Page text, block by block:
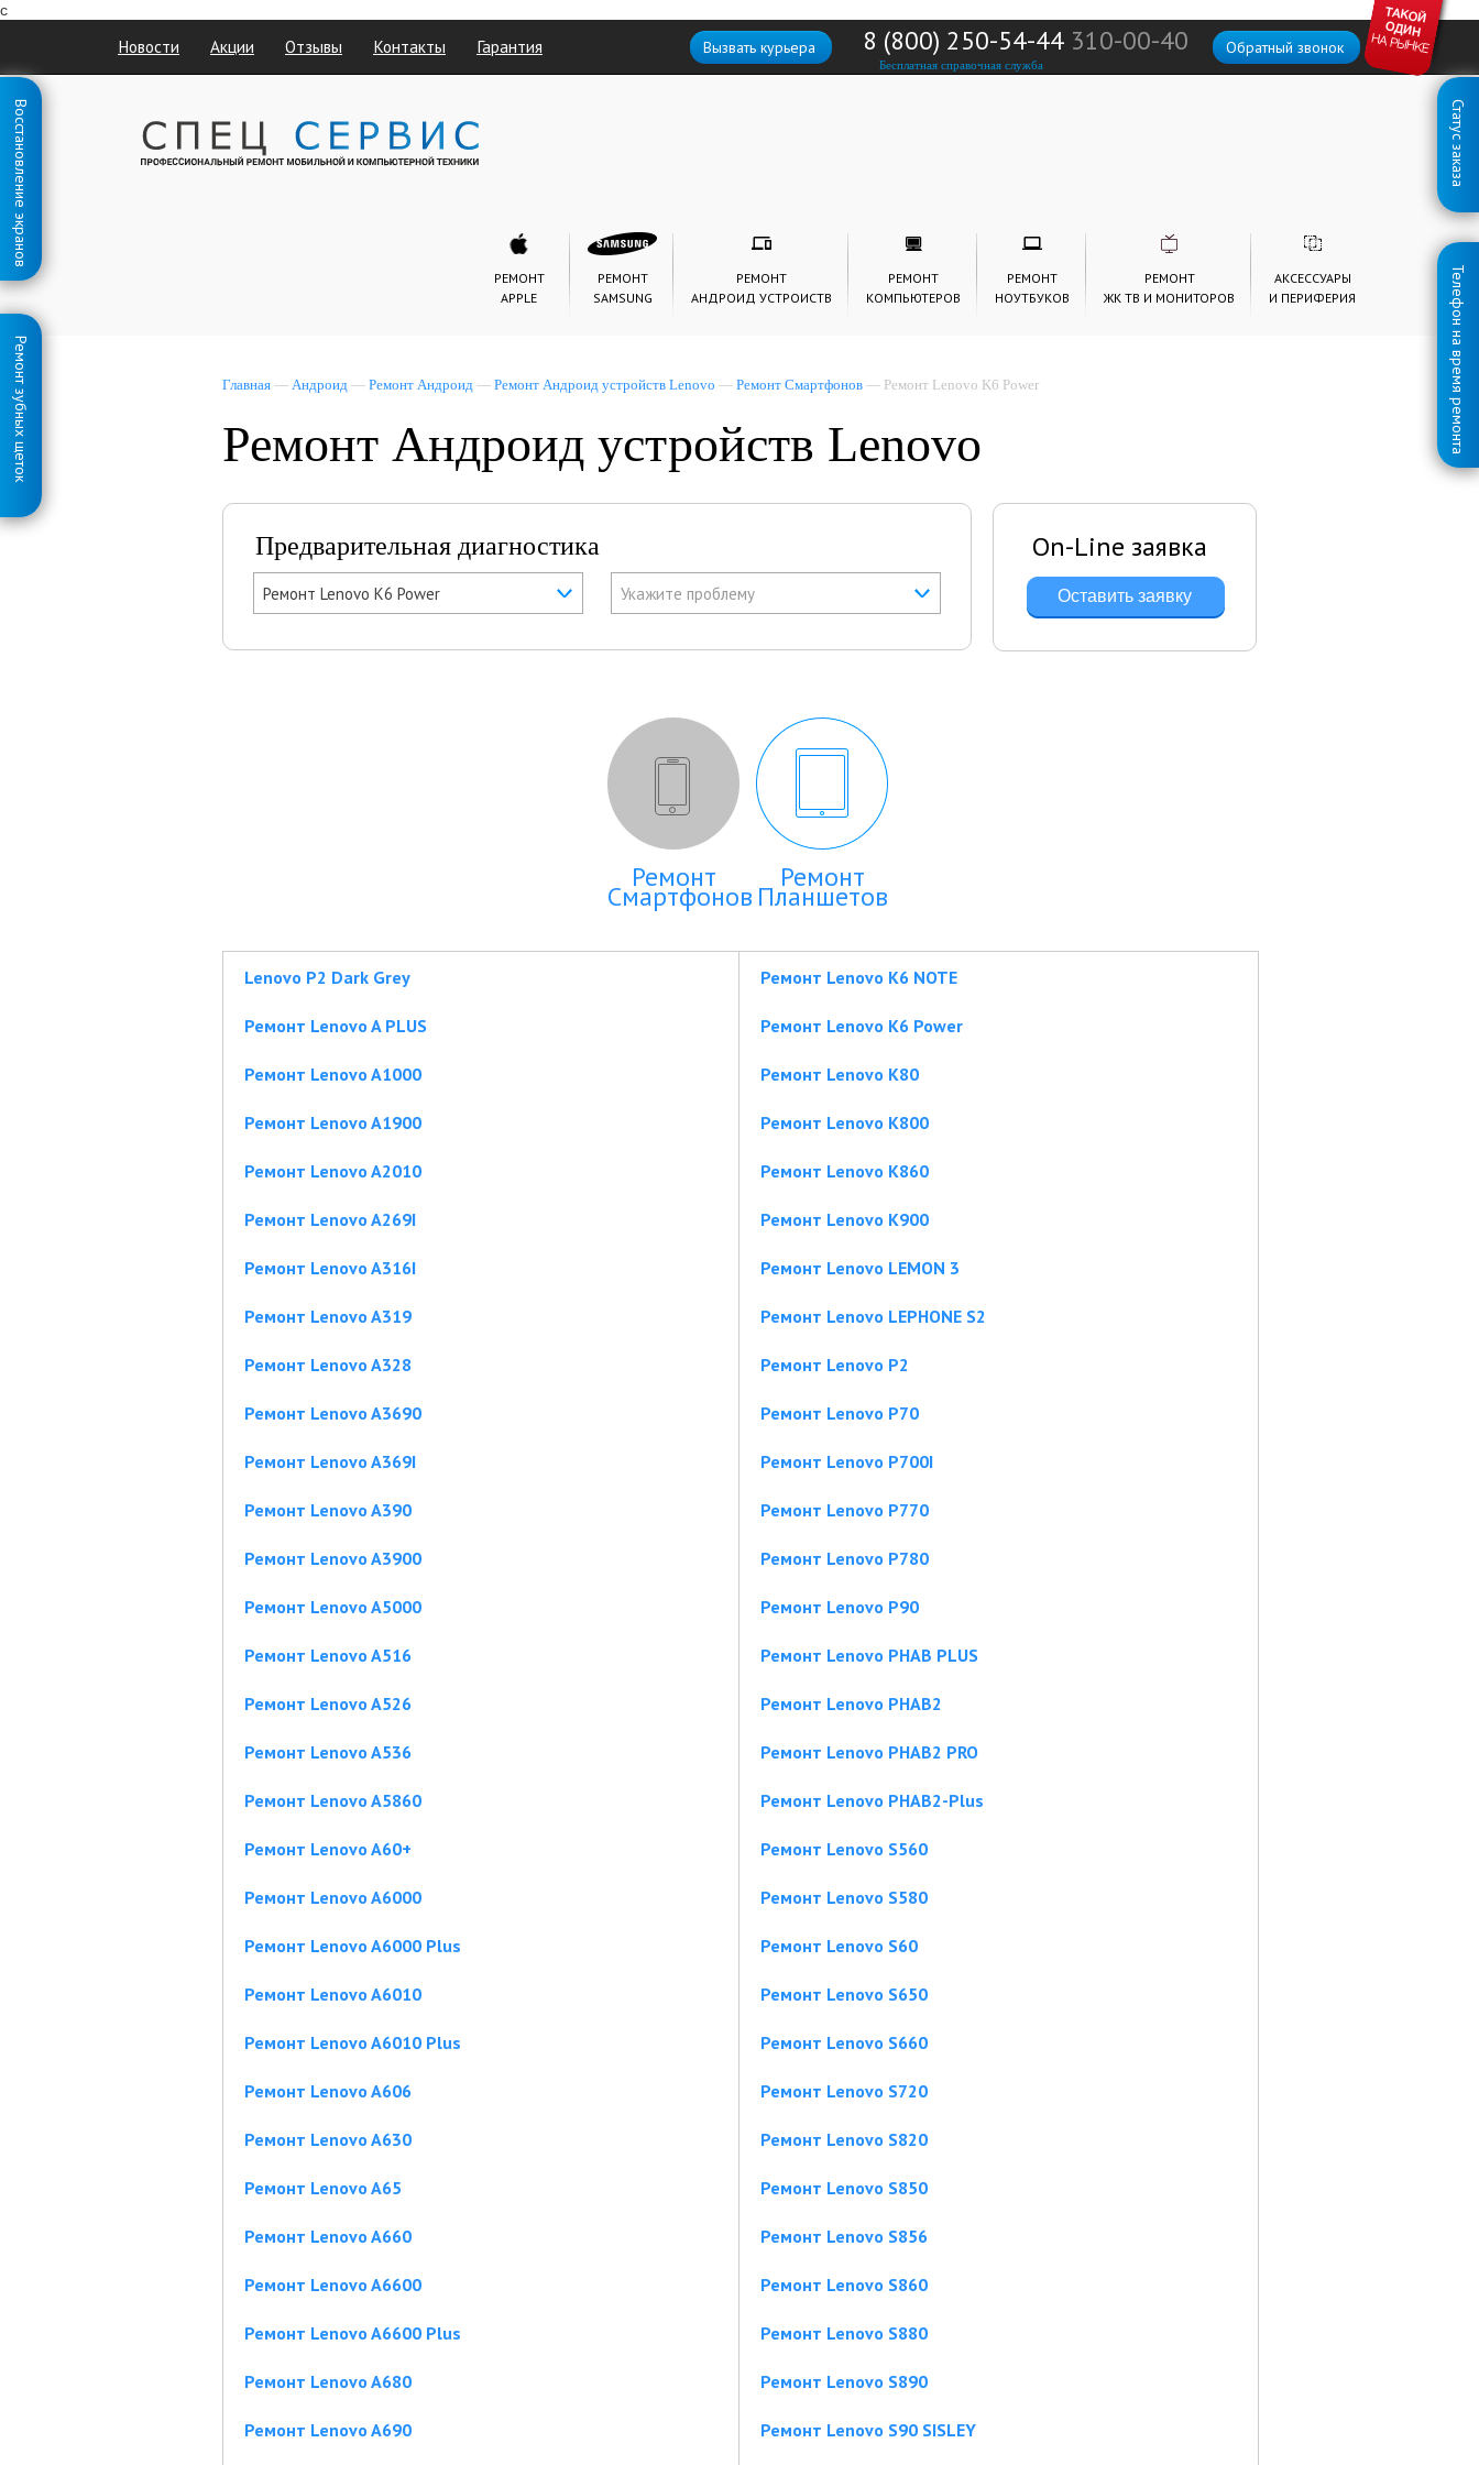
с
Статус заказа
Телефон на время ремонта
Восстановление экранов
Ремонт зубных щеток
Новости Акции Отзывы Контакты Гарантия Обратный звонок
8 (800) 250-54-44 310-00-40
Бесплатная справочная служба
Вызвать курьера
РЕМОНТ
APPLE
РЕМОНТ
SAMSUNG
РЕМОНТ
АНДРОИД УСТРОИСТВ
РЕМОНТ
КОМПЬЮТЕРОВ
РЕМОНТ
НОУТБУКОВ
РЕМОНТ
ЖК ТВ И МОНИТОРОВ
АКСЕССУАРЫ
И ПЕРИФЕРИЯ
Главная — Андроид — Ремонт Андроид — Ремонт Андроид устройств Lenovo — Ремонт Смартфонов — Ремонт Lenovo K6 Power
Ремонт Андроид устройств Lenovo
Предварительная диагностика
Ремонт Lenovo K6 Power Укажите проблему
On-Line заявка
Оставить заявку
Ремонт
Смартфонов
Ремонт
Планшетов
Lenovo P2 Dark Grey
Ремонт Lenovo A PLUS
Ремонт Lenovo A1000
Ремонт Lenovo A1900
Ремонт Lenovo A2010
Ремонт Lenovo A269I
Ремонт Lenovo A316I
Ремонт Lenovo A319
Ремонт Lenovo A328
Ремонт Lenovo A3690
Ремонт Lenovo A369I
Ремонт Lenovo A390
Ремонт Lenovo A3900
Ремонт Lenovo A5000
Ремонт Lenovo A516
Ремонт Lenovo A526
Ремонт Lenovo A536
Ремонт Lenovo A5860
Ремонт Lenovo A60+
Ремонт Lenovo A6000
Ремонт Lenovo A6000 Plus
Ремонт Lenovo A6010
Ремонт Lenovo A6010 Plus
Ремонт Lenovo A606
Ремонт Lenovo A630
Ремонт Lenovo A65
Ремонт Lenovo A660
Ремонт Lenovo A6600
Ремонт Lenovo A6600 Plus
Ремонт Lenovo A680
Ремонт Lenovo A690
Ремонт Lenovo K6 NOTE
Ремонт Lenovo K6 Power
Ремонт Lenovo K80
Ремонт Lenovo K800
Ремонт Lenovo K860
Ремонт Lenovo K900
Ремонт Lenovo LEMON 3
Ремонт Lenovo LEPHONE S2
Ремонт Lenovo P2
Ремонт Lenovo P70
Ремонт Lenovo P700I
Ремонт Lenovo P770
Ремонт Lenovo P780
Ремонт Lenovo P90
Ремонт Lenovo PHAB PLUS
Ремонт Lenovo PHAB2
Ремонт Lenovo PHAB2 PRO
Ремонт Lenovo PHAB2-Plus
Ремонт Lenovo S560
Ремонт Lenovo S580
Ремонт Lenovo S60
Ремонт Lenovo S650
Ремонт Lenovo S660
Ремонт Lenovo S720
Ремонт Lenovo S820
Ремонт Lenovo S850
Ремонт Lenovo S856
Ремонт Lenovo S860
Ремонт Lenovo S880
Ремонт Lenovo S890
Ремонт Lenovo S90 SISLEY